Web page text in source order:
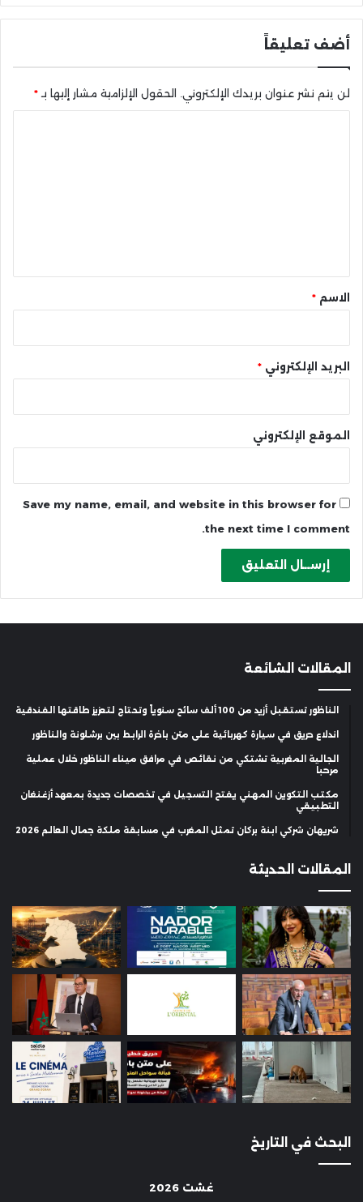
أضف تعليقاً
لن يتم نشر عنوان بريدك الإلكتروني. الحقول الإلزامية مشار إليها بـ *
* الاسم *
البريد الإلكتروني *
الموقع الإلكتروني
Save my name, email, and website in this browser for
the next time I comment.
المقالات الشائعة
الناظور تستقبل أزيد من 100 ألف سائح سنوياً وتحتاج لتعزيز طاقتها الفندقية
اندلاع حريق في سيارة كهربائية على متن باخرة الرابط بين برشلونة والناظور
الجالية المغربية تشتكي من نقائص في مرافق ميناء الناظور خلال عملية
مرحبا
مكتب التكوين المهني يفتح التسجيل في تخصصات جديدة بمعهد أزغنغان
التطبيقي
شريهان شركي ابنة بركان تمثل المغرب في مسابقة ملكة جمال العالم 2026
المقالات الحديثة
البحث في التاريخ
غشت 2026